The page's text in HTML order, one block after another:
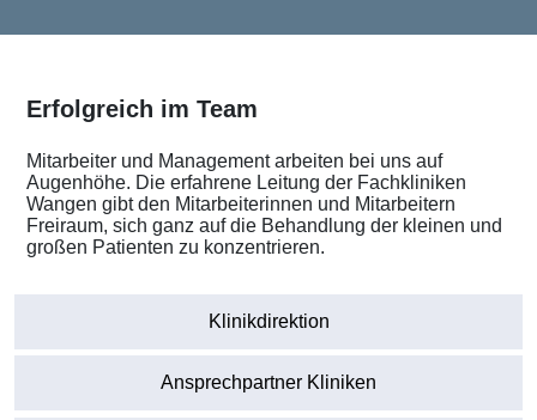
Erfolgreich im Team
Mitarbeiter und Management arbeiten bei uns auf
Augenhöhe. Die erfahrene Leitung der Fachkliniken
Wangen gibt den Mitarbeiterinnen und Mitarbeitern
Freiraum, sich ganz auf die Behandlung der kleinen und
großen Patienten zu konzentrieren.
Klinikdirektion
Ansprechpartner Kliniken